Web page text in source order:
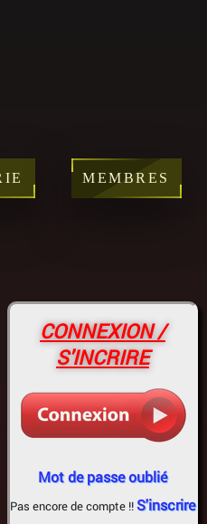
MEMBRES
CONNEXION /
S'INCRIRE
Mot de passe oublié
Pas encore de compte !!S'inscrire